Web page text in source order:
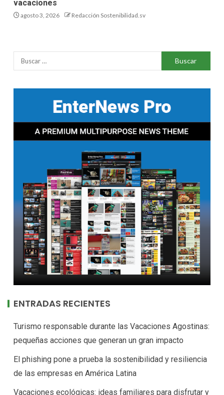
vacaciones
agosto 3, 2026 Redacción Sostenibilidad.sv
ENTRADAS RECIENTES
Turismo responsable durante las Vacaciones Agostinas:
pequeñas acciones que generan un gran impacto
El phishing pone a prueba la sostenibilidad y resiliencia
de las empresas en América Latina
Vacaciones ecológicas: ideas familiares para disfrutar y